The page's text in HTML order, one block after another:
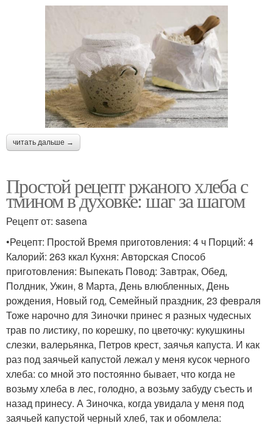
читать дальше →
Простой рецепт ржаного хлеба с
тмином в духовке: шаг за шагом
Рецепт от: sasena
•Рецепт: Простой Время приготовления: 4 ч Порций: 4
Калорий: 263 ккал Кухня: Авторская Способ
приготовления: Выпекать Повод: Завтрак, Обед,
Полдник, Ужин, 8 Марта, День влюбленных, День
рождения, Новый год, Семейный праздник, 23 февраля
Тоже нарочно для Зиночки принес я разных чудесных
трав по листику, по корешку, по цветочку: кукушкины
слезки, валерьянка, Петров крест, заячья капуста. И как
раз под заячьей капустой лежал у меня кусок черного
хлеба: со мной это постоянно бывает, что когда не
возьму хлеба в лес, голодно, а возьму забуду съесть и
назад принесу. А Зиночка, когда увидала у меня под
заячьей капустой черный хлеб, так и обомлела: